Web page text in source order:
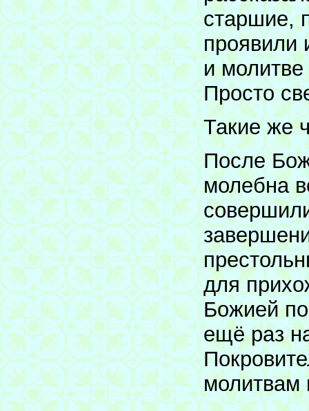
старшие,
проявили
и
Просто
Такие же
После
молебна
для
Божией
ещё раз
молитвам